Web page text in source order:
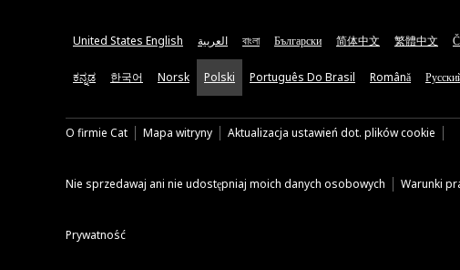
United States English العربية বাংলা Български 简体中文 繁體中文
ಕನ್ನಡ 한국어 Norsk Polski Português Do Brasil Română
O firmie Cat Mapa witryny Aktualizacja ustawień dot. plików cookie
Nie sprzedawaj ani nie udostępniaj moich danych osobowych Warunki
Prywatność